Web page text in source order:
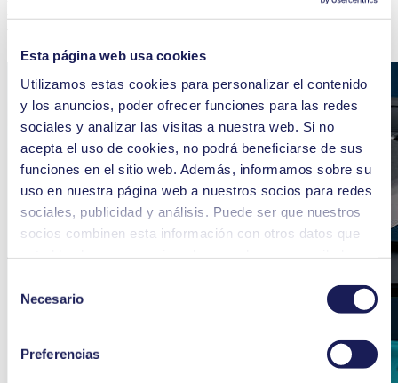
Esta página web usa cookies
Utilizamos estas cookies para personalizar el contenido
y los anuncios, poder ofrecer funciones para las redes
sociales y analizar las visitas a nuestra web. Si no
acepta el uso de cookies, no podrá beneficiarse de sus
funciones en el sitio web. Además, informamos sobre su
uso en nuestra página web a nuestros socios para redes
sociales, publicidad y análisis. Puede ser que nuestros
socios combinen esta información con otros datos que
Usted puede revocar su consentimiento en cualquier
momento: solo tiene que hacer clic en «Cookies» al final
de la página web y eliminar la marca de verificación.
Encontrará información más detallada sobre las cookies
Necesario
Preferencias
Las características de la KNF FP 70 de un